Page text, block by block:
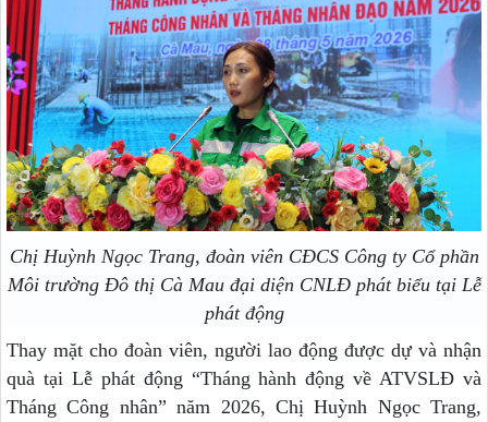
Chị Huỳnh Ngọc Trang, đoàn viên CĐCS Công ty Cổ phần
Môi trường Đô thị Cà Mau đại diện CNLĐ phát biểu tại Lễ
phát động
Thay mặt cho đoàn viên, người lao động được dự và nhận
quà tại Lễ phát động “Tháng hành động về ATVSLĐ và
Tháng Công nhân” năm 2026, Chị Huỳnh Ngọc Trang,